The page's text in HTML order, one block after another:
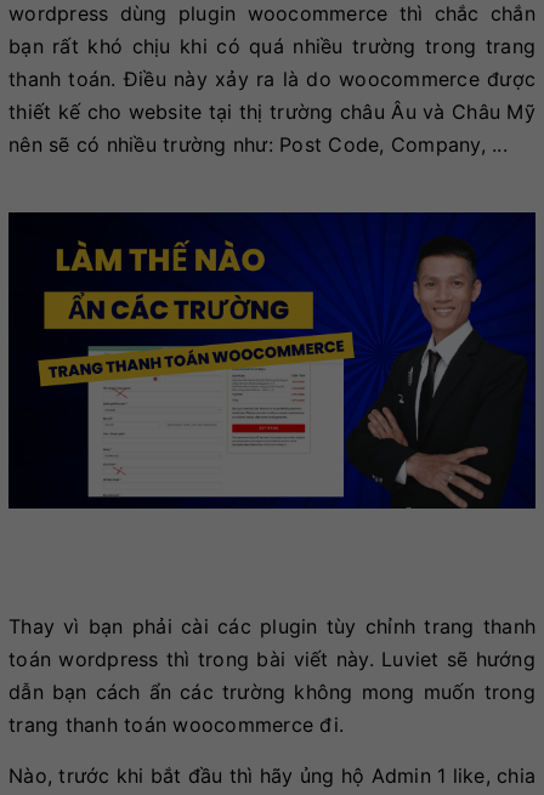
wordpress dùng plugin woocommerce thì chắc chắn
bạn rất khó chịu khi có quá nhiều trường trong trang
thanh toán. Điều này xảy ra là do woocommerce được
thiết kế cho website tại thị trường châu Âu và Châu Mỹ
nên sẽ có nhiều trường như: Post Code, Company, ...
Thay vì bạn phải cài các plugin tùy chỉnh trang thanh
toán wordpress thì trong bài viết này. Luviet sẽ hướng
dẫn bạn cách ẩn các trường không mong muốn trong
trang thanh toán woocommerce đi.
Nào, trước khi bắt đầu thì hãy ủng hộ Admin 1 like, chia